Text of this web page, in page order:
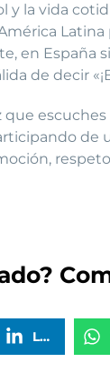
y la vida
en España
de decir
escuches
de
LinkedIn